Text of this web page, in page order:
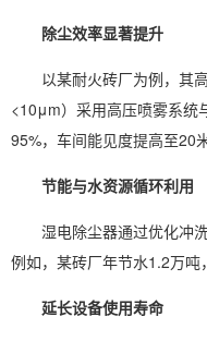
除尘效率显著提升
以某耐火砖厂为例，其
<10μm）采用高压喷雾系统
95%，车间能见度提高至20
节能与水资源循环利用
湿电除尘器通过优化冲
例如，某砖厂年节水1.2万吨
延长设备使用寿命